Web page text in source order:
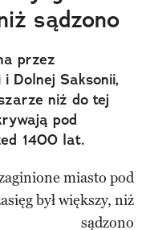
sądzono
przez
Dolnej Saksonii,
niż do tej
pod
1400 lat.